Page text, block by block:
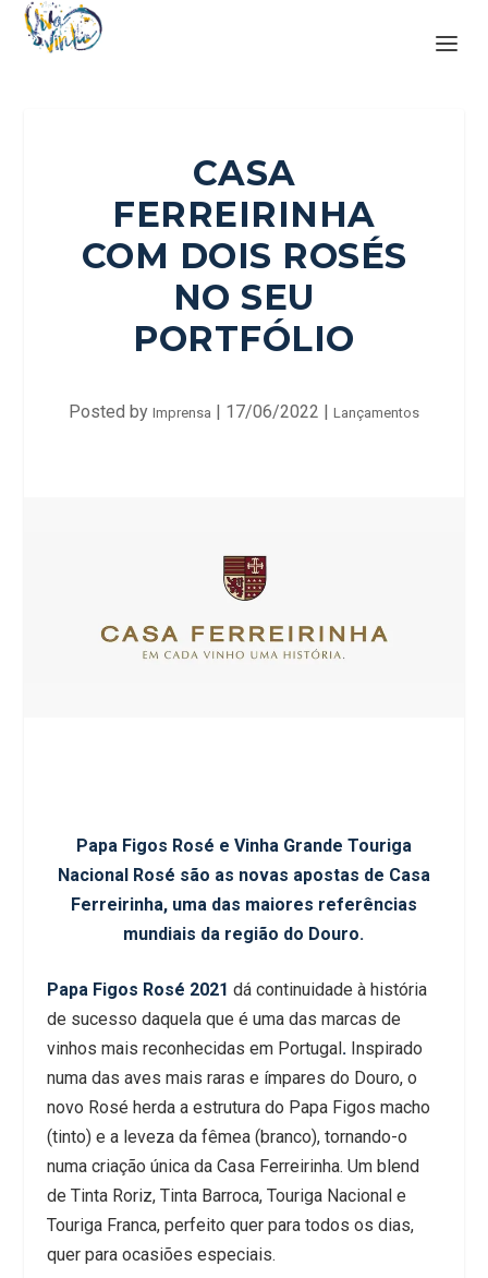
CASA
FERREIRINHA
COM DOIS ROSÉS
NO SEU
PORTFÓLIO
Posted by Imprensa | 17/06/2022 | Lançamentos
Papa Figos Rosé e Vinha Grande Touriga
Nacional Rosé são as novas apostas de Casa
Ferreirinha, uma das maiores referências
mundiais da região do Douro.
Papa Figos Rosé 2021 dá continuidade à história
de sucesso daquela que é uma das marcas de
vinhos mais reconhecidas em Portugal. Inspirado
numa das aves mais raras e ímpares do Douro, o
novo Rosé herda a estrutura do Papa Figos macho
(tinto) e a leveza da fêmea (branco), tornando-o
numa criação única da Casa Ferreirinha. Um blend
de Tinta Roriz, Tinta Barroca, Touriga Nacional e
Touriga Franca, perfeito quer para todos os dias,
quer para ocasiões especiais.